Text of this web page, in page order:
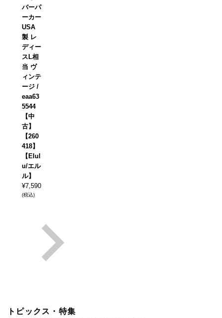
バーパ
ーカー
USA
製 レ
ディー
スL相
当 ヴ
ィンテ
ージ /
eaa63
5544
【中
古】
【260
418】
【Elul
u/エル
ル】
¥7,590
(税込)
トピックス・特集